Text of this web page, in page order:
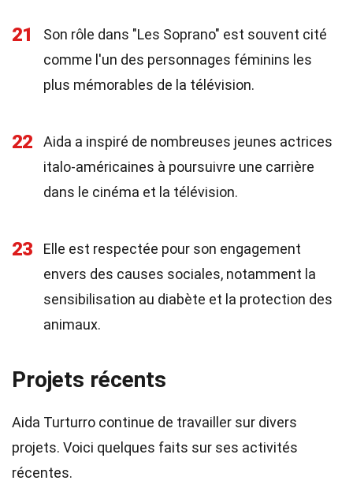
21
Son rôle dans "Les Soprano" est souvent cité
comme l'un des personnages féminins les
plus mémorables de la télévision.
22
Aida a inspiré de nombreuses jeunes actrices
italo-américaines à poursuivre une carrière
dans le cinéma et la télévision.
23
Elle est respectée pour son engagement
envers des causes sociales, notamment la
sensibilisation au diabète et la protection des
animaux.
Projets récents
Aida Turturro continue de travailler sur divers
projets. Voici quelques faits sur ses activités
récentes.